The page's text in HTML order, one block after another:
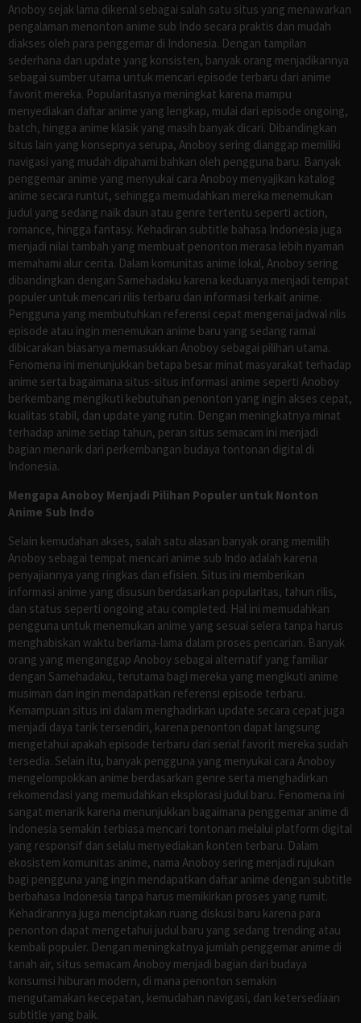
Anoboy sejak lama dikenal sebagai salah satu situs yang menawarkan
pengalaman menonton anime sub Indo secara praktis dan mudah
diakses oleh para penggemar di Indonesia. Dengan tampilan
sederhana dan update yang konsisten, banyak orang menjadikannya
sebagai sumber utama untuk mencari episode terbaru dari anime
favorit mereka. Popularitasnya meningkat karena mampu
menyediakan daftar anime yang lengkap, mulai dari episode ongoing,
batch, hingga anime klasik yang masih banyak dicari. Dibandingkan
situs lain yang konsepnya serupa, Anoboy sering dianggap memiliki
navigasi yang mudah dipahami bahkan oleh pengguna baru. Banyak
penggemar anime yang menyukai cara Anoboy menyajikan katalog
anime secara runtut, sehingga memudahkan mereka menemukan
judul yang sedang naik daun atau genre tertentu seperti action,
romance, hingga fantasy. Kehadiran subtitle bahasa Indonesia juga
menjadi nilai tambah yang membuat penonton merasa lebih nyaman
memahami alur cerita. Dalam komunitas anime lokal, Anoboy sering
dibandingkan dengan Samehadaku karena keduanya menjadi tempat
populer untuk mencari rilis terbaru dan informasi terkait anime.
Pengguna yang membutuhkan referensi cepat mengenai jadwal rilis
episode atau ingin menemukan anime baru yang sedang ramai
dibicarakan biasanya memasukkan Anoboy sebagai pilihan utama.
Fenomena ini menunjukkan betapa besar minat masyarakat terhadap
anime serta bagaimana situs-situs informasi anime seperti Anoboy
berkembang mengikuti kebutuhan penonton yang ingin akses cepat,
kualitas stabil, dan update yang rutin. Dengan meningkatnya minat
terhadap anime setiap tahun, peran situs semacam ini menjadi
bagian menarik dari perkembangan budaya tontonan digital di
Indonesia.
Mengapa Anoboy Menjadi Pilihan Populer untuk Nonton
Anime Sub Indo
Selain kemudahan akses, salah satu alasan banyak orang memilih
Anoboy sebagai tempat mencari anime sub Indo adalah karena
penyajiannya yang ringkas dan efisien. Situs ini memberikan
informasi anime yang disusun berdasarkan popularitas, tahun rilis,
dan status seperti ongoing atau completed. Hal ini memudahkan
pengguna untuk menemukan anime yang sesuai selera tanpa harus
menghabiskan waktu berlama-lama dalam proses pencarian. Banyak
orang yang menganggap Anoboy sebagai alternatif yang familiar
dengan Samehadaku, terutama bagi mereka yang mengikuti anime
musiman dan ingin mendapatkan referensi episode terbaru.
Kemampuan situs ini dalam menghadirkan update secara cepat juga
menjadi daya tarik tersendiri, karena penonton dapat langsung
mengetahui apakah episode terbaru dari serial favorit mereka sudah
tersedia. Selain itu, banyak pengguna yang menyukai cara Anoboy
mengelompokkan anime berdasarkan genre serta menghadirkan
rekomendasi yang memudahkan eksplorasi judul baru. Fenomena ini
sangat menarik karena menunjukkan bagaimana penggemar anime di
Indonesia semakin terbiasa mencari tontonan melalui platform digital
yang responsif dan selalu menyediakan konten terbaru. Dalam
ekosistem komunitas anime, nama Anoboy sering menjadi rujukan
bagi pengguna yang ingin mendapatkan daftar anime dengan subtitle
berbahasa Indonesia tanpa harus memikirkan proses yang rumit.
Kehadirannya juga menciptakan ruang diskusi baru karena para
penonton dapat mengetahui judul baru yang sedang trending atau
kembali populer. Dengan meningkatnya jumlah penggemar anime di
tanah air, situs semacam Anoboy menjadi bagian dari budaya
konsumsi hiburan modern, di mana penonton semakin
mengutamakan kecepatan, kemudahan navigasi, dan ketersediaan
subtitle yang baik.